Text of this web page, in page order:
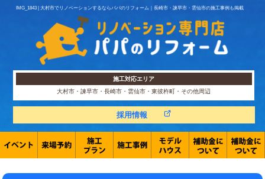
IMG_1843 | 大村市でリノベーションするならパパのリフォーム｜長崎市・諫早市・雲仙市の施工事例も掲載
施工対応エリア
大村市・諫早市・長崎市・雲仙市・東彼杵町・その他周辺
採用情報